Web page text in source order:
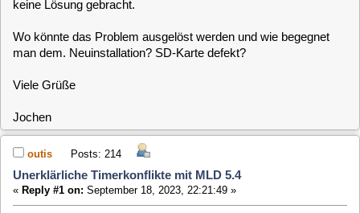
Posts: 214
« Reply #1 on:
nutzbar.
rfehr Posts: 1763
Unerklärliche Timerkonflikte mit MLD 5.4
«Reply #2 on:September 19, 2023, 10:41:42 »